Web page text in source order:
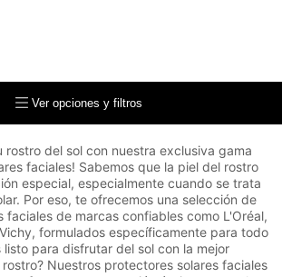
Ver opciones y filtros
rostro del sol con nuestra exclusiva gama
faciales! Sabemos que la piel del rostro
especial, especialmente cuando se trata
Por eso, te ofrecemos una selección de
faciales de marcas confiables como L'Oréal,
formulados específicamente para todo
listo para disfrutar del sol con la mejor
Nuestros protectores solares faciales